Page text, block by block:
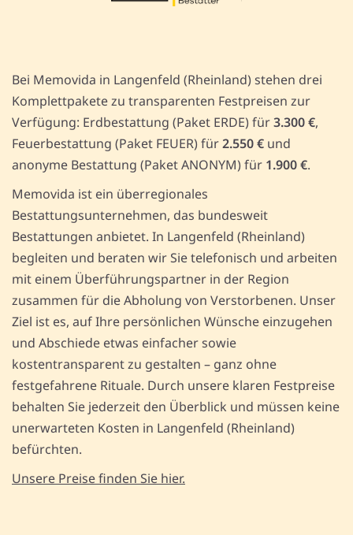
Bei Memovida in Langenfeld (Rheinland) stehen drei
Komplettpakete zu transparenten Festpreisen zur
Verfügung: Erdbestattung (Paket ERDE) für3.300 €,
Feuerbestattung (Paket FEUER) für2.550 € und
anonyme Bestattung (Paket ANONYM) für 1.900 €.
Memovida ist ein überregionales
Bestattungsunternehmen, das bundesweit
Bestattungen anbietet. In Langenfeld (Rheinland)
begleiten und beraten wir Sie telefonisch und arbeiten
mit einem Überführungspartner in der Region
zusammen für die Abholung von Verstorbenen. Unser
Ziel ist es, auf Ihre persönlichen Wünsche einzugehen
und Abschiede etwas einfacher sowie
kostentransparent zu gestalten – ganz ohne
festgefahrene Rituale. Durch unsere klaren Festpreise
behalten Sie jederzeit den Überblick und müssen keine
unerwarteten Kosten in Langenfeld (Rheinland)
befürchten.
Unsere Preise finden Sie hier.